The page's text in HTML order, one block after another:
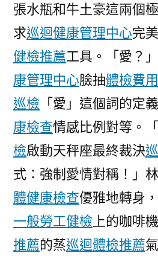
張水瓶和牛土豪這兩個
求巡迴健康管理中心完
健檢推薦工具。「愛？
康管理中心臉抽體檢費用
巡檢 「愛」這個詞的定
康檢查情感比例對等。
檢啟動天秤座最終裁決
式：強制愛情對稱！」
體健康檢查優雅地轉身
一般勞工健檢 上的咖啡
推薦的蒸巡迴體檢推薦